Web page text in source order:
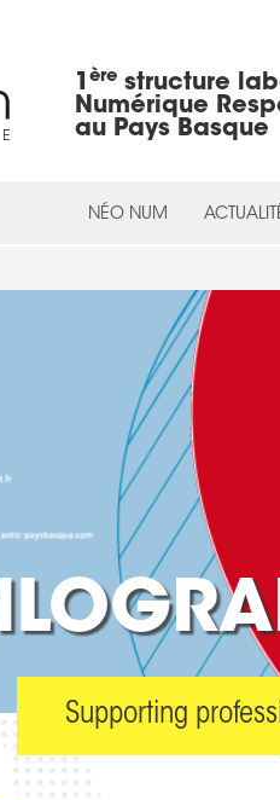
1 èrestructure
Numérique
au Pays Basque
NÉO NUM
Supporting